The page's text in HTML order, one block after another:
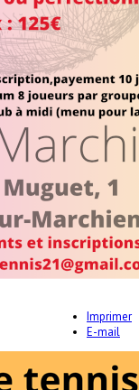
Imprimer
E-mail